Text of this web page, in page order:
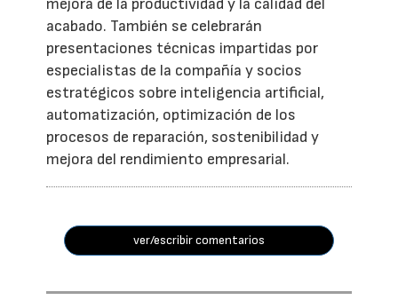
mejora de la productividad y la calidad del
acabado. También se celebrarán
presentaciones técnicas impartidas por
especialistas de la compañía y socios
estratégicos sobre inteligencia artificial,
automatización, optimización de los
procesos de reparación, sostenibilidad y
mejora del rendimiento empresarial.
ver/escribir comentarios